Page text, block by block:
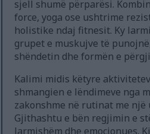
sjell shumë përparësi.
force, yoga ose ushtrime
holistike ndaj fitnesit. Ky
grupet e muskujve të
shëndetin dhe formën e
Kalimi midis këtyre
shmangien e lëndimeve nga
zakonshme në rutinat me një
Gjithashtu e bën regjimin e
larmishëm dhe emocionues.